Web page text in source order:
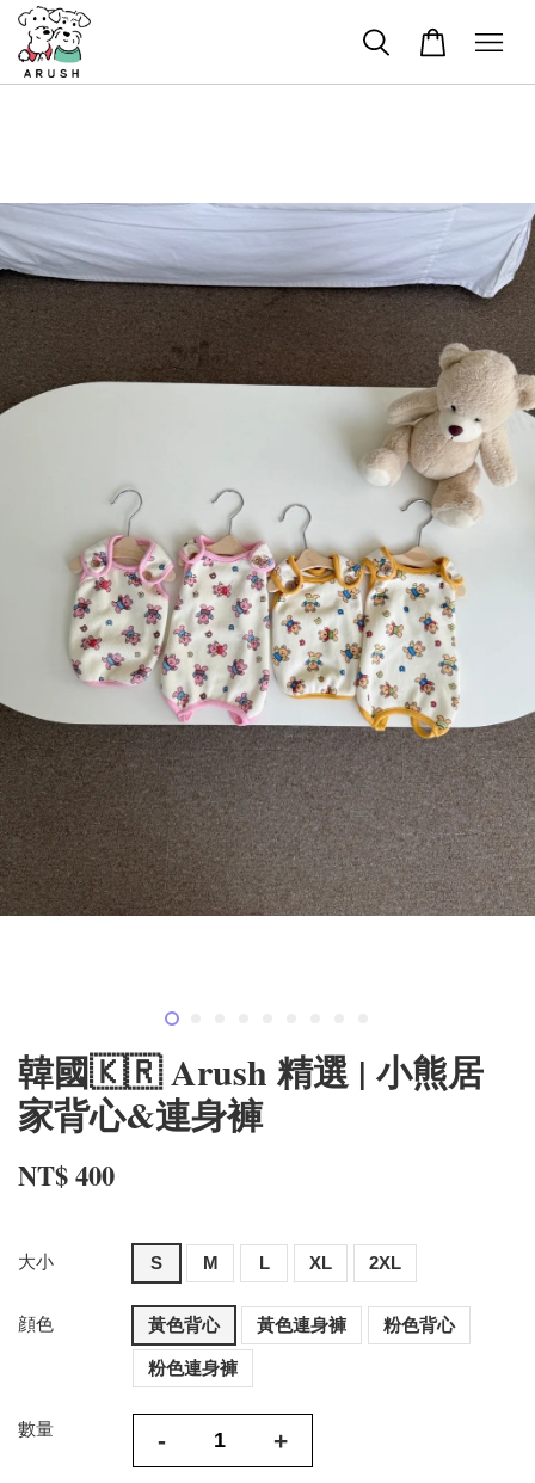
韓國🇰🇷 Arush 精選 | 小熊居
家背心&連身褲
NT$ 400
大小 S M L XL 2XL
顔色 黃色背心 黃色連身褲 粉色背心
粉色連身褲
數量 - +